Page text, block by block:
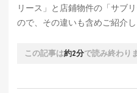
リース」と店鋪物件の「サブ
ので、その違いも含めご紹介し
この記事は約2分で読み終わり